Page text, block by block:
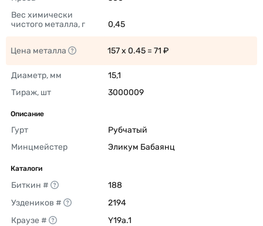
Вес химически
чистого металла, г
0,45
Цена металла 157 x 0.45 = 71 ₽
Диаметр, мм
15,1
Тираж, шт
3000009
Описание
Гурт
Рубчатый
Минцмейстер
Эликум Бабаянц
Каталоги
Биткин #
188
Уздеников #
2194
Краузе #
Y19a.1